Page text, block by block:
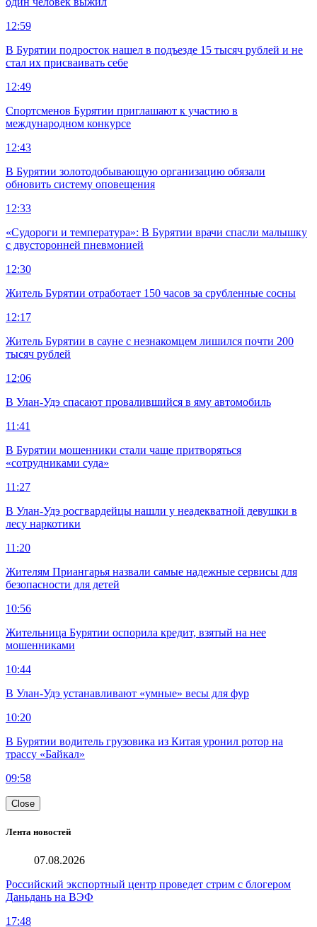
12:59
В Бурятии подросток нашел в подъезде 15 тысяч рублей и не
стал их присваивать себе
12:49
Спортсменов Бурятии приглашают к участию в
международном конкурсе
12:43
В Бурятии золотодобывающую организацию обязали
обновить систему оповещения
12:33
«Судороги и температура»: В Бурятии врачи спасли малышку
с двусторонней пневмонией
12:30
Житель Бурятии отработает 150 часов за срубленные сосны
12:17
Житель Бурятии в сауне с незнакомцем лишился почти 200
тысяч рублей
12:06
В Улан-Удэ спасают провалившийся в яму автомобиль
11:41
В Бурятии мошенники стали чаще притворяться
«сотрудниками суда»
11:27
В Улан-Удэ росгвардейцы нашли у неадекватной девушки в
лесу наркотики
11:20
Жителям Приангарья назвали самые надежные сервисы для
безопасности для детей
10:56
Жительница Бурятии оспорила кредит, взятый на нее
мошенниками
10:44
В Улан-Удэ устанавливают «умные» весы для фур
10:20
В Бурятии водитель грузовика из Китая уронил ротор на
трассу «Байкал»
09:58
Close
Лента новостей
07.08.2026
Российский экспортный центр проведет стрим с блогером
Даньдань на ВЭФ
17:48